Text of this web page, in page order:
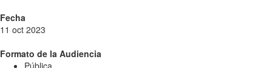
Fecha
11 oct 2023
Formato de la Audiencia
Pública